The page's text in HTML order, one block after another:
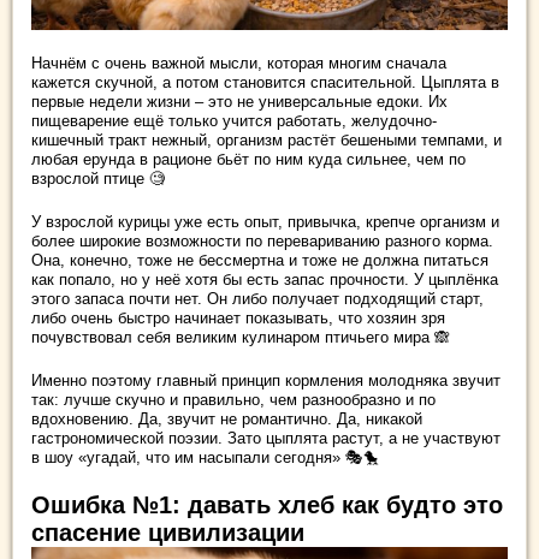
Начнём с очень важной мысли, которая многим сначала
кажется скучной, а потом становится спасительной. Цыплята в
первые недели жизни – это не универсальные едоки. Их
пищеварение ещё только учится работать, желудочно-
кишечный тракт нежный, организм растёт бешеными темпами, и
любая ерунда в рационе бьёт по ним куда сильнее, чем по
взрослой птице 🧐
У взрослой курицы уже есть опыт, привычка, крепче организм и
более широкие возможности по перевариванию разного корма.
Она, конечно, тоже не бессмертна и тоже не должна питаться
как попало, но у неё хотя бы есть запас прочности. У цыплёнка
этого запаса почти нет. Он либо получает подходящий старт,
либо очень быстро начинает показывать, что хозяин зря
почувствовал себя великим кулинаром птичьего мира 🙈
Именно поэтому главный принцип кормления молодняка звучит
так: лучше скучно и правильно, чем разнообразно и по
вдохновению. Да, звучит не романтично. Да, никакой
гастрономической поэзии. Зато цыплята растут, а не участвуют
в шоу «угадай, что им насыпали сегодня» 🎭🐤
Ошибка №1: давать хлеб как будто это
спасение цивилизации